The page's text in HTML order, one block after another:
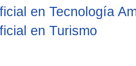
en Tecnología
en Turismo